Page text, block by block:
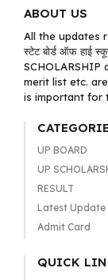
ABOUT US
All the updates
स्टेट बोर्ड ऑफ हाई
merit list etc.
is important for
UP BOARD
UP
RESULT
Latest Update
Admit Card
QUICK